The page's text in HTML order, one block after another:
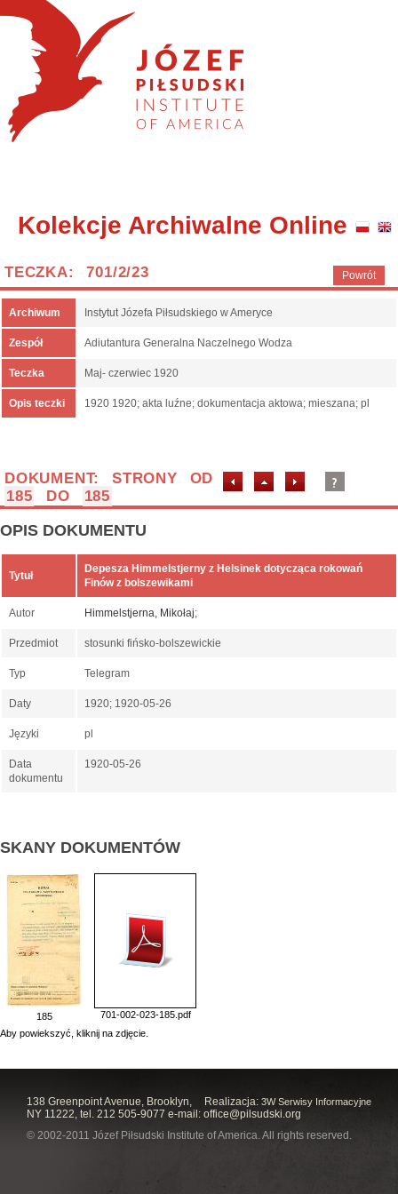
Kolekcje Archiwalne Online
Powrót
TECZKA: 701/2/23
Archiwum Instytut Józefa Piłsudskiego w Ameryce
Zespół Adiutantura Generalna Naczelnego Wodza
Teczka Maj- czerwiec 1920
Opis teczki 1920 1920; akta luźne; dokumentacja aktowa; mieszana; pl
DOKUMENT: STRONY OD
185
DO 185
OPIS DOKUMENTU
Tytuł
Depesza Himmelstjerny z Helsinek dotycząca rokowań
Finów z bolszewikami
Autor Himmelstjerna, Mikołaj;
Przedmiot stosunki fińsko-bolszewickie
Typ Telegram
Daty 1920; 1920-05-26
Języki pl
Data
dokumentu
1920-05-26
SKANY DOKUMENTÓW
185
701-002-023-185.pdf
Aby powiekszyć, kliknij na zdjęcie.
Realizacja: 3W Serwisy Informacyjne
138 Greenpoint Avenue, Brooklyn,
NY 11222, tel. 212 505-9077 e-mail: office@pilsudski.org
© 2002-2011 Józef Piłsudski Institute of America. All rights reserved.